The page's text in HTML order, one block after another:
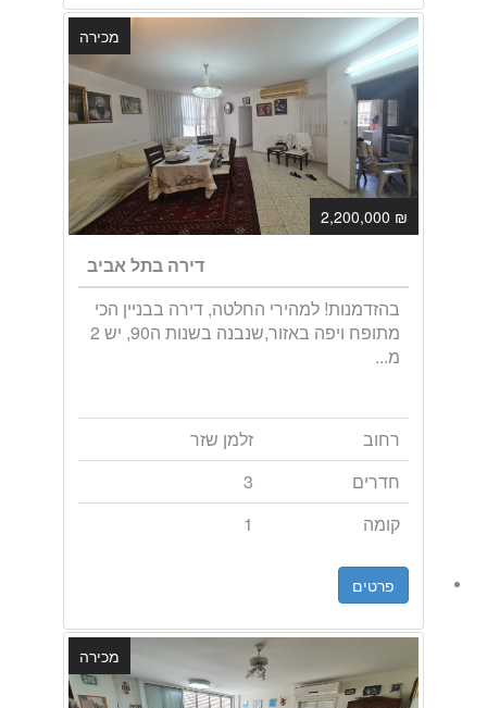
₪ 2,200,000
מכירה
דירה בתל אביב
בהזדמנות! למהירי החלטה, דירה בבניין הכי
מתופח ויפה באזור,שנבנה בשנות ה90, יש 2
מ...
רחוב
זלמן שזר
חדרים
3
קומה
1
פרטים
מכירה